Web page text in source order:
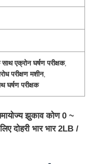
एक्रोन घर्षण परीक्षक,
परीक्षण मशीन,
घर्षण परीक्षक
झुकाव कोण 0 ~
दोहरी भार भार 2LB /